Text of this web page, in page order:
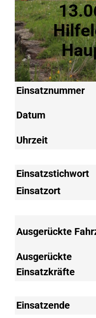
Einsatznummer
Datum
Uhrzeit
Einsatzstichwort
Einsatzort
Ausgerückte
Ausgerückte
Einsatzkräfte
Einsatzende